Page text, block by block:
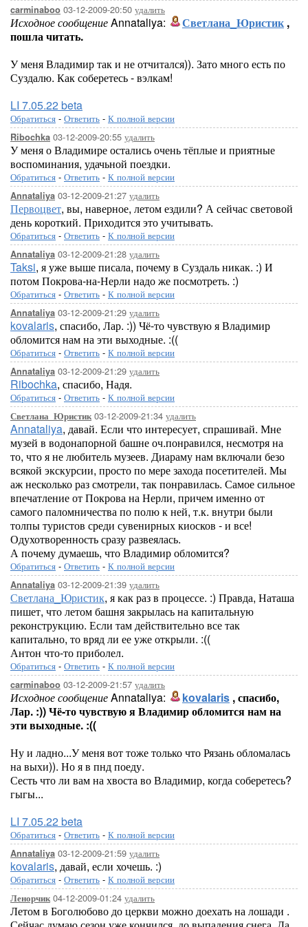
carminaboo 03-12-2009-20:50 удалить
Исходное сообщениеAnnataliya: Светлана_Юристик ,
пошла читать.
У меня Владимир так и не отчитался)). Зато много есть по
Суздалю. Как соберетесь - вэлкам!
LI 7.05.22 beta
Обратиться - Ответить - К полной версии
Ribochka 03-12-2009-20:55 удалить
У меня о Владимире остались очень тёплые и приятные
воспоминания, удачьной поездки.
Обратиться - Ответить - К полной версии
Annataliya 03-12-2009-21:27 удалить
Первоцвет, вы, наверное, летом ездили? А сейчас световой
день короткий. Приходится это учитывать.
Обратиться - Ответить - К полной версии
Annataliya 03-12-2009-21:28 удалить
Taksi, я уже выше писала, почему в Суздаль никак. :) И
потом Покрова-на-Нерли надо же посмотреть. :)
Обратиться - Ответить - К полной версии
Annataliya 03-12-2009-21:29 удалить
kovalaris, спасибо, Лар. :)) Чё-то чувствую я Владимир
обломится нам на эти выходные. :((
Обратиться - Ответить - К полной версии
Annataliya 03-12-2009-21:29 удалить
Ribochka, спасибо, Надя.
Обратиться - Ответить - К полной версии
Светлана_Юристик03-12-2009-21:34 удалить
Annataliya, давай. Если что интересует, спрашивай. Мне
музей в водонапорной башне оч.понравился, несмотря на
то, что я не любитель музеев. Диараму нам включали безо
всякой экскурсии, просто по мере захода посетителей. Мы
аж несколько раз смотрели, так понравилась. Самое сильное
впечатление от Покрова на Нерли, причем именно от
самого паломничества по полю к ней, т.к. внутри были
толпы туристов среди сувенирных киосков - и все!
Одухотворенность сразу развеялась.
А почему думаешь, что Владимир обломится?
Обратиться - Ответить - К полной версии
Annataliya 03-12-2009-21:39 удалить
Светлана_Юристик, я как раз в процессе. :) Правда, Наташа
пишет, что летом башня закрылась на капитальную
реконструкцию. Если там действительно все так
капитально, то вряд ли ее уже открыли. :((
Антон что-то приболел.
Обратиться - Ответить - К полной версии
carminaboo 03-12-2009-21:57 удалить
Исходное сообщениеAnnataliya: kovalaris , спасибо,
Лар. :)) Чё-то чувствую я Владимир обломится нам на
эти выходные. :((
Ну и ладно...У меня вот тоже только что Рязань обломалась
на выхи)). Но я в пнд поеду.
Сесть что ли вам на хвоста во Владимир, когда соберетесь?
гыгы...
LI 7.05.22 beta
Обратиться - Ответить - К полной версии
Annataliya 03-12-2009-21:59 удалить
kovalaris, давай, если хочешь. :)
Обратиться - Ответить - К полной версии
Ленорчик04-12-2009-01:24 удалить
Летом в Боголюбово до церкви можно доехать на лошади .